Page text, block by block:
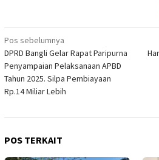
Navigasi
pos
Pos sebelumnya
DPRD Bangli Gelar Rapat Paripurna
Penyampaian Pelaksanaan APBD
Tahun 2025. Silpa Pembiayaan
Rp.14 Miliar Lebih
POS TERKAIT